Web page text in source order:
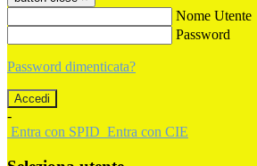
Nome Utente
Password
Password dimenticata?
-
Entra con SPID Entra con CIE